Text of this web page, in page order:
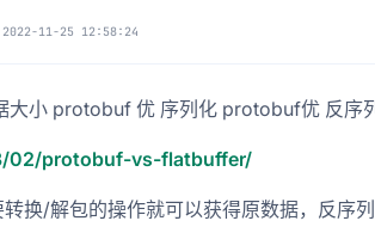
2022-11-25 12:58:24
大小 protobuf 优 序列化 protobuf优 反序
protobuf-vs-flatbuffer/
换/解包的操作就可以获得原数据，反序